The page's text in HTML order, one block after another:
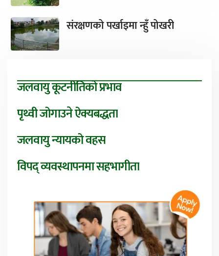
संरक्षणको पर्खाइमा न्हुँ पोखरी
जलवायु कूटनीतिको प्रभाव
पृथ्वी जोगाउने ऐक्यबद्धता
जलवायु न्यायको वहस
विपद् व्यवस्थापनमा सहभागीता